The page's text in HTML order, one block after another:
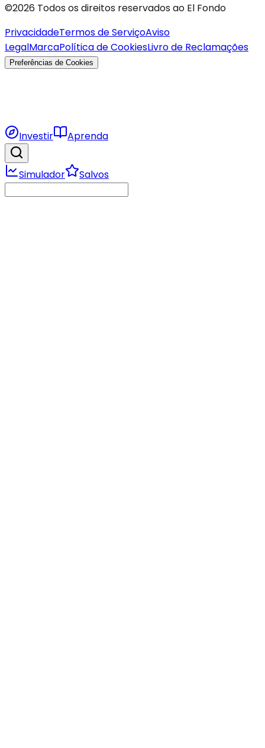
©2026 Todos os direitos reservados ao El Fondo
PrivacidadeTermos de ServiçoAviso
LegalMarcaPolítica de CookiesLivro de Reclamações
Preferências de Cookies
Investir Aprenda
Simulador Salvos